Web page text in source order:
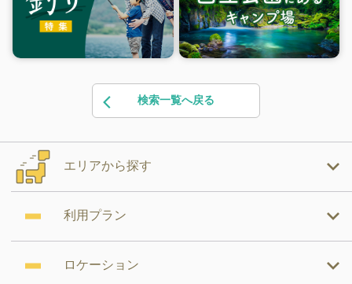
検索一覧へ戻る
エリアから探す
利用プラン
ロケーション